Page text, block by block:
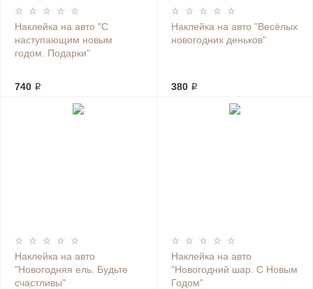
Наклейка на авто "С
наступающим новым
годом. Подарки"
740 ₽
Наклейка на авто "Весёлых
новогодних деньков"
380 ₽
Наклейка на авто
"Новогодняя ель. Будьте
счастливы"
Наклейка на авто
"Новогодний шар. С Новым
Годом"